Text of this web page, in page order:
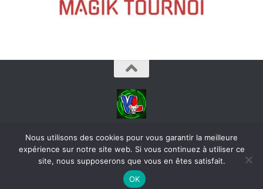
videoludos © 2026. Tous droits réservés.
Nous utilisons des cookies pour vous garantir la meilleure
expérience sur notre site web. Si vous continuez à utiliser ce
site, nous supposerons que vous en êtes satisfait.
OK